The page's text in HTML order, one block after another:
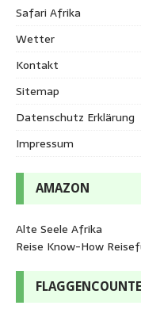
Safari Afrika
Wetter
Kontakt
Sitemap
Datenschutz Erklärung
Impressum
AMAZON
Alte Seele Afrika
Reise Know-How